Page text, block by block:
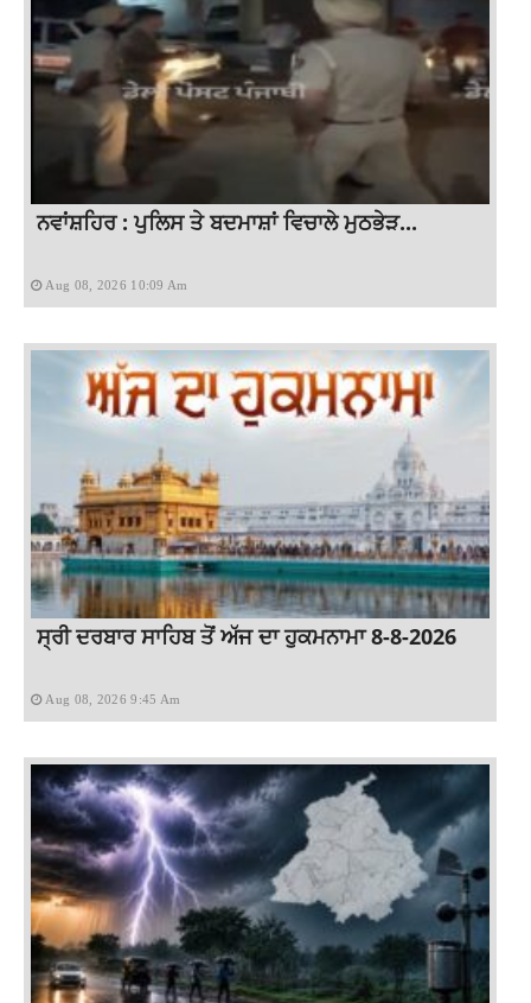
ਨਵਾਂਸ਼ਹਿਰ : ਪੁਲਿਸ ਤੇ ਬਦਮਾਸ਼ਾਂ ਵਿਚਾਲੇ ਮੁਠਭੇੜ...
Aug 08, 2026 10:09 Am
ਸ੍ਰੀ ਦਰਬਾਰ ਸਾਹਿਬ ਤੋਂ ਅੱਜ ਦਾ ਹੁਕਮਨਾਮਾ 8-8-2026
Aug 08, 2026 9:45 Am